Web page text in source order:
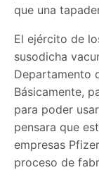
que una
El ejército de
susodicha
Departamento
Básicamente,
para poder
pensara que
empresas
proceso de